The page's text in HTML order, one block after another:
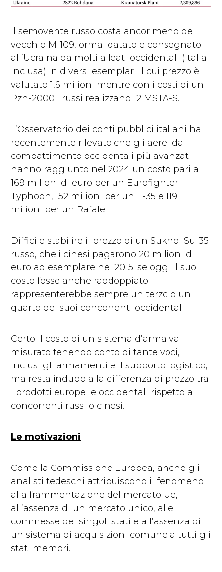
Il semovente russo costa ancor meno del
vecchio M-109, ormai datato e consegnato
all’Ucraina da molti alleati occidentali (Italia
inclusa) in diversi esemplari il cui prezzo è
valutato 1,6 milioni mentre con i costi di un
Pzh-2000 i russi realizzano 12 MSTA-S.
L’Osservatorio dei conti pubblici italiani ha
recentemente rilevato che gli aerei da
combattimento occidentali più avanzati
hanno raggiunto nel 2024 un costo pari a
169 milioni di euro per un Eurofighter
Typhoon, 152 milioni per un F-35 e 119
milioni per un Rafale.
Difficile stabilire il prezzo di un Sukhoi Su-35
russo, che i cinesi pagarono 20 milioni di
euro ad esemplare nel 2015: se oggi il suo
costo fosse anche raddoppiato
rappresenterebbe sempre un terzo o un
quarto dei suoi concorrenti occidentali.
Certo il costo di un sistema d’arma va
misurato tenendo conto di tante voci,
inclusi gli armamenti e il supporto logistico,
ma resta indubbia la differenza di prezzo tra
i prodotti europei e occidentali rispetto ai
concorrenti russi o cinesi.
Le motivazioni
Come la Commissione Europea, anche gli
analisti tedeschi attribuiscono il fenomeno
alla frammentazione del mercato Ue,
all’assenza di un mercato unico, alle
commesse dei singoli stati e all’assenza di
un sistema di acquisizioni comune a tutti gli
stati membri.